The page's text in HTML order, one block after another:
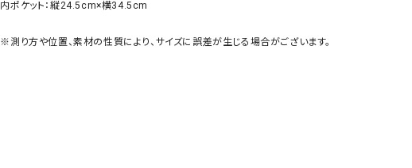
GAIMO（ガイモ）
内ポケット：縦24.5cm×横34.5cm
※測り方や位置、素材の性質により、サイズに誤差が生じる場合がございます。